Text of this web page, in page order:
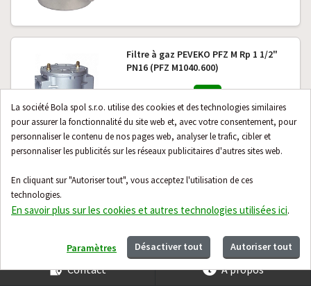
La société Bola spol s.r.o. utilise des cookies et des technologies similaires
pour assurer la fonctionnalité du site web et, avec votre consentement, pour
personnaliser le contenu de nos pages web, analyser le trafic, cibler et
personnaliser les publicités sur les réseaux publicitaires d'autres sites web.
En cliquant sur "Autoriser tout", vous acceptez l'utilisation de ces
technologies.
En savoir plus sur les cookies et autres technologies utilisées ici.
Paramètres Désactiver tout Autoriser tout
Filtre à gaz PEVEKO PFZ M Rp 1 1/2"
PN16 (PFZ M1040.600)
Sur demande
€ 124,12
(PFZ M1025.600)
€ 81,12
Contact À propos